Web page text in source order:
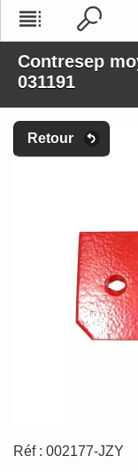
Contresep
031191
Retour
Réf : 002177-JZY